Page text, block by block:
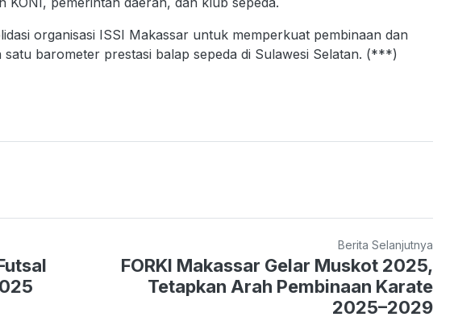
organisasi ISSI Makassar untuk memperkuat pembinaan dan
satu barometer prestasi balap sepeda di Sulawesi Selatan. (***)
Berita Selanjutnya
FORKI Makassar Gelar Muskot 2025,
Tetapkan Arah Pembinaan Karate
2025–2029